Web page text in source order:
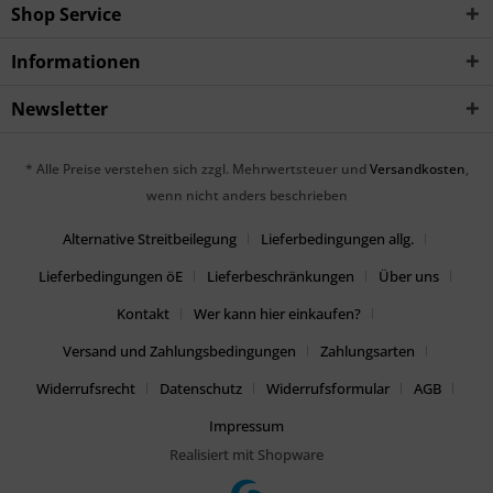
Shop Service
Informationen
Newsletter
* Alle Preise verstehen sich zzgl. Mehrwertsteuer und Versandkosten,
wenn nicht anders beschrieben
Alternative Streitbeilegung
Lieferbedingungen allg.
Lieferbedingungen öE
Lieferbeschränkungen
Über uns
Kontakt
Wer kann hier einkaufen?
Versand und Zahlungsbedingungen
Zahlungsarten
Widerrufsrecht
Datenschutz Widerrufsformular
AGB
Impressum
Realisiert mit Shopware